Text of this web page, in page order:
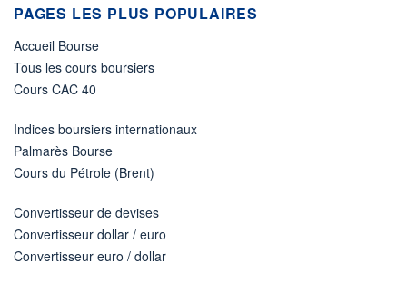
PAGES LES PLUS POPULAIRES
Accueil Bourse
Tous les cours boursiers
Cours CAC 40
Indices boursiers internationaux
Palmarès Bourse
Cours du Pétrole (Brent)
Convertisseur de devises
Convertisseur dollar / euro
Convertisseur euro / dollar